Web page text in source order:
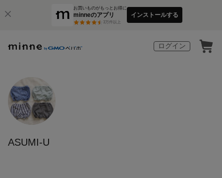
お買いものがもっとお得に
minneのアプリ
3万件以上
インストールする
ログイン
ASUMI-U